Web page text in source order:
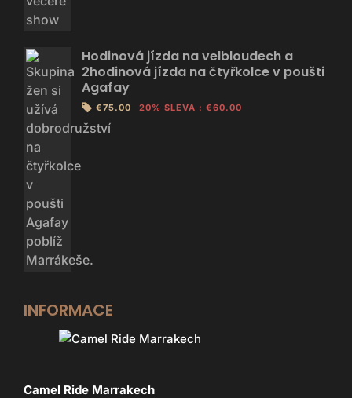
Hodinová jízda na velbloudech a
2hodinová jízda na čtyřkolce v poušti
Agafay
€75.00 20% SLEVA : €60.00
INFORMACE
Camel Ride Marrakech